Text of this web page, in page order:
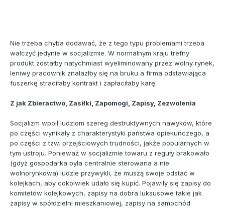
Nie trzeba chyba dodawać, że z tego typu problemami trzeba
walczyć jedynie w socjalizmie. W normalnym kraju trefny
produkt zostałby natychmiast wyeliminowany przez wolny rynek,
leniwy pracownik znalazłby się na bruku a firma odstawiająca
fuszerkę straciłaby kontrakt i zapłaciłaby karę.
Z jak Zbieractwo, Zasiłki, Zapomogi, Zapisy, Zezwolenia
Socjalizm wpoił ludziom szereg destruktywnych nawyków, które
po części wynikały z charakterystyki państwa opiekuńczego, a
po części z tzw. przejściowych trudności, jakże popularnych w
tym ustroju. Ponieważ w socjalizmie towaru z reguły brakowało
(gdyż gospodarka była centralnie sterowana a nie
wolnorynkowa) ludzie przywykli, że muszą swoje odstać w
kolejkach, aby cokolwiek udało się kupić. Pojawiły się zapisy do
komitetów kolejkowych, zapisy na dobra luksusowe takie jak
zapisy w spółdzielni mieszkaniowej, zapisy na samochód